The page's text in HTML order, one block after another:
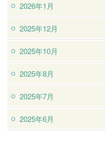
2026年1月
2025年12月
2025年10月
2025年8月
2025年7月
2025年6月